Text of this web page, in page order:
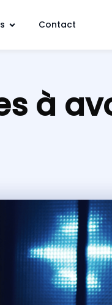
Contact
à